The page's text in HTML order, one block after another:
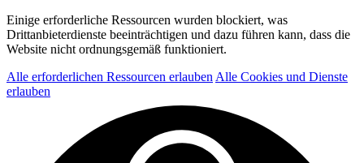
Einige erforderliche Ressourcen wurden blockiert, was
Drittanbieterdienste beeinträchtigen und dazu führen kann, dass die
Website nicht ordnungsgemäß funktioniert.
Alle erforderlichen Ressourcen erlauben Alle Cookies und Dienste
erlauben